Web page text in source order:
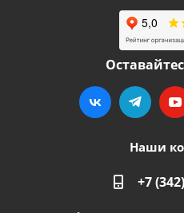
Наши
+7